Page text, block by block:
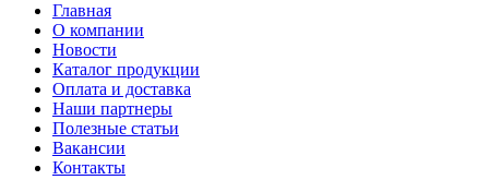
Главная
О компании
Новости
Каталог продукции
Оплата и доставка
Наши партнеры
Полезные статьи
Вакансии
Контакты